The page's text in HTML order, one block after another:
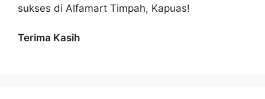
sukses di Alfamart Timpah, Kapuas!
Terima Kasih